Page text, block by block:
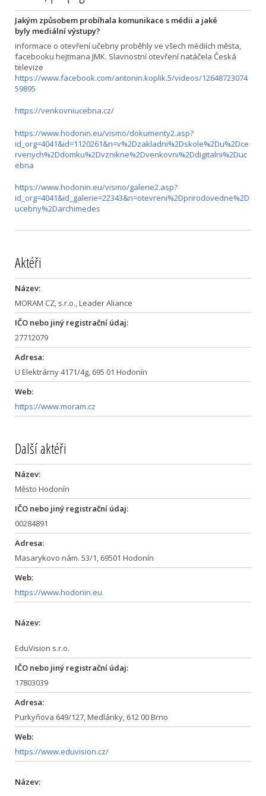
Jakým způsobem probíhala komunikace s médii a jaké
byly mediální výstupy?
informace o otevření učebny proběhly ve všech médiích města,
facebooku hejtmana JMK. Slavnostní otevření natáčela Česká
televize
https://www.facebook.com/antonin.koplik.5/videos/12648723074
59895
https://venkovniucebna.cz/
https://www.hodonin.eu/vismo/dokumenty2.asp?
id_org=4041&id=1120261&n=v%2Dzakladni%2Dskole%2Du%2Dce
rvenych%2Ddomku%2Dvznikne%2Dvenkovni%2Ddigitalni%2Duc
ebna
https://www.hodonin.eu/vismo/galerie2.asp?
id_org=4041&id_galerie=22343&n=otevreni%2Dprirodovedne%2D
ucebny%2Darchimedes
Aktéři
Název:
MORAM CZ, s.r.o., Leader Aliance
IČO nebo jiný registrační údaj:
27712079
Adresa:
U Elektrárny 4171/4g, 695 01 Hodonín
Web:
https://www.moram.cz
Další aktéři
Název:
Město Hodonín
IČO nebo jiný registrační údaj:
00284891
Adresa:
Masarykovo nám. 53/1, 69501 Hodonín
Web:
https://www.hodonin.eu
Název:
EduVision s.r.o.
IČO nebo jiný registrační údaj:
17803039
Adresa:
Purkyňova 649/127, Medlánky, 612 00 Brno
Web:
https://www.eduvision.cz/
Název: